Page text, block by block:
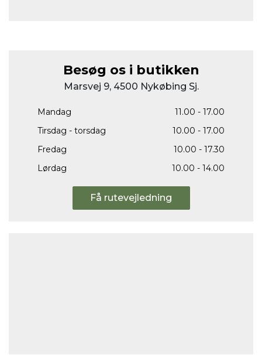
Besøg os i butikken
Marsvej 9, 4500 Nykøbing Sj.
Mandag
11.00 - 17.00
Tirsdag - torsdag
10.00 - 17.00
Fredag
10.00 - 17.30
Lørdag
10.00 - 14.00
Få rutevejledning